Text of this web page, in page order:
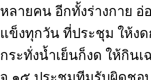
หลายคน อีกทั้งร่างกาย อ่
แข็งทุกวัน ที่ประชุม ให้ง
กระทั่งน้ำเย็นก็งด ให้กิน